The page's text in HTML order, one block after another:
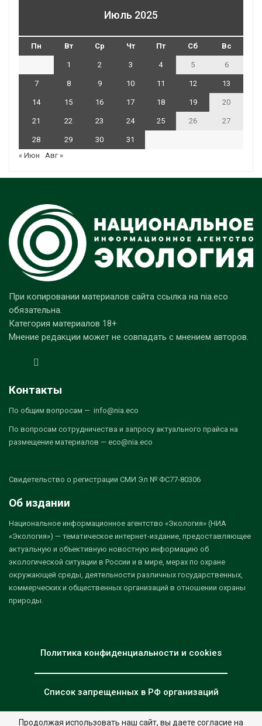
Июль 2025
Пн Вт Ср Чт Пт Сб Вс
1 2 3 4 5 6
7 8 9 10 11 12 13
14 15 16 17 18 19 20
21 22 23 24 25 26 27
28 29 30
31
« Июн
Авг »
При копировании материалов сайта ссылка на nia.eco
обязательна.
Категория материалов 18+
Мнение редакции может не совпадать с мнением авторов.
Контакты
По общим вопросам — info@nia.eco
По вопросам сотрудничества и запросу актуального прайса на
размещение материалов — eco@nia.eco
Свидетельство о регистрации СМИ Эл № ФС77-80306
Об издании
Национальное информационное агентство «Экология» (НИА
«Экология») — тематическое интернет-издание, предоставляющее
актуальную и объективную новостную информацию об
экологической ситуации в России и в мире, мерах по охране
окружающей среды, деятельности различных государственных,
коммерческих и общественных организаций в отношении охраны
природы.
Политика конфиденциальности и cookies
Список запрещенных в РФ организаций
Продолжая использовать наш сайт, вы даете согласие на